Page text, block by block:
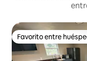
Favorito entre
Favorito entre